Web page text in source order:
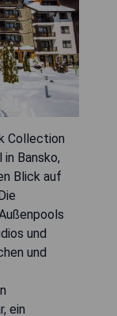
Collection
Bansko,
Blick auf
und
und
ein